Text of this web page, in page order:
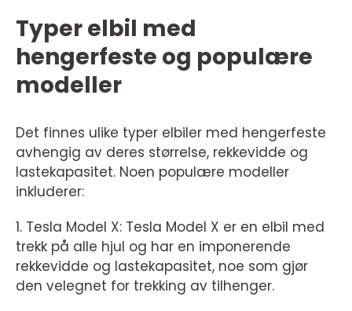
Typer elbil med
hengerfeste og populære
modeller
Det finnes ulike typer elbiler med hengerfeste
avhengig av deres størrelse, rekkevidde og
lastekapasitet. Noen populære modeller
inkluderer:
1. Tesla Model X: Tesla Model X er en elbil med
trekk på alle hjul og har en imponerende
rekkevidde og lastekapasitet, noe som gjør
den velegnet for trekking av tilhenger.